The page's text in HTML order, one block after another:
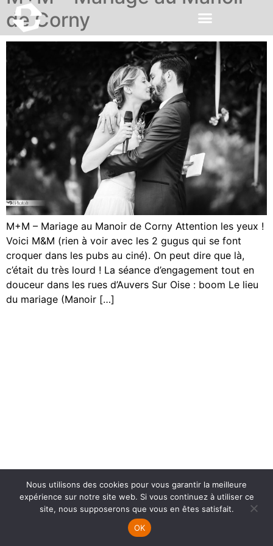
de Corny
M+M – Mariage au Manoir de Corny Attention les yeux !
Voici M&M (rien à voir avec les 2 gugus qui se font
croquer dans les pubs au ciné). On peut dire que là,
c’était du très lourd ! La séance d’engagement tout en
douceur dans les rues d’Auvers Sur Oise : boom Le lieu
du mariage (Manoir […]
TARIFS
Nous utilisons des cookies pour vous garantir la meilleure
expérience sur notre site web. Si vous continuez à utiliser ce
site, nous supposerons que vous en êtes satisfait.
OK